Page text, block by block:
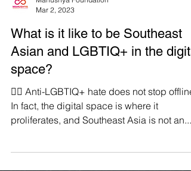
Mar 2, 2023
What is it like to be Southeast
Asian and LGBTIQ+ in the
space?
🏳️‍🌈 Anti-LGBTIQ+ hate does not stop offline.
In fact, the digital space is where it